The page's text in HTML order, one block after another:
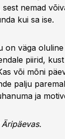
nemad
kui sa ise.
on väga
piirid,
või mõni
palju
ja